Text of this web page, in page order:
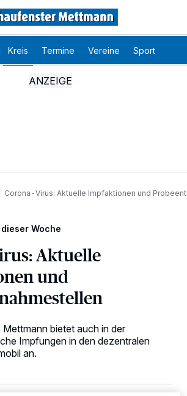
Kreis Termine Vereine Sport
Corona-Virus: Aktuelle Impfaktionen und
Woche
Aktuelle
und
Mettmann bietet auch in der
Impfungen in den dezentralen
an.
speichern und greifen auf
wie Browserdaten oder eindeutige
Gerät zu. Durch Auswahl von OK aktivieren Sie
deaktiviert sind, sind manche Inhalte und
nicht mehr so relevant für Sie. Sie können
wieder aufrufen, um Ihre Einstellungen zu
zu widerrufen, indem Sie auf den Link